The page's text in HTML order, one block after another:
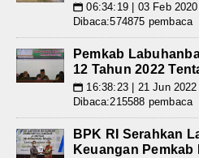
📅 06:34:19 | 03 Feb 2020
Dibaca:574875 pembaca
Pemkab
12 Tahun 2022
📅 16:38:23 | 21 Jun 2022
Dibaca:215588 pembaca
BPK RI Serahkan
Keuangan